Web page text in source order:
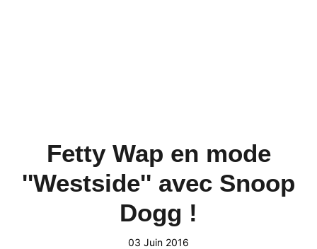
Fetty Wap en mode
''Westside'' avec Snoop
Dogg !
03 Juin 2016